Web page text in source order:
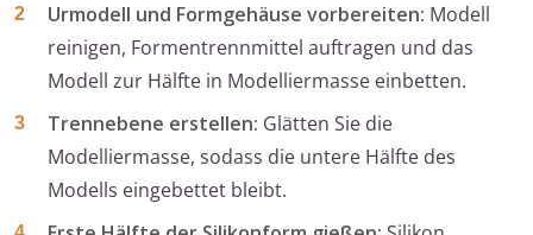
Urmodell und Formgehäuse vorbereiten: Modell
reinigen, Formentrennmittel auftragen und das
Modell zur Hälfte in Modelliermasse einbetten.
Trennebene erstellen: Glätten Sie die
Modelliermasse, sodass die untere Hälfte des
Modells eingebettet bleibt.